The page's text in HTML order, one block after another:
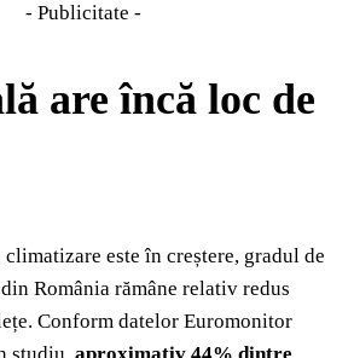
- Publicitate -
are încă loc de
este în creștere, gradul de
România rămâne relativ redus
Conform datelor Euromonitor